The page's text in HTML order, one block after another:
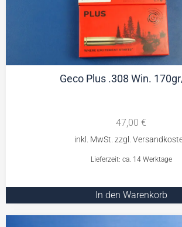
Geco Plus .308 Win.
47,00 €
Lieferzeit: ca. 14 Werktage
In den Warenkorb